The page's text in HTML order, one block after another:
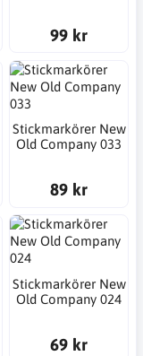
99 kr
Stickmarkörer New
Old Company 033
89 kr
Stickmarkörer New
Old Company 024
69 kr